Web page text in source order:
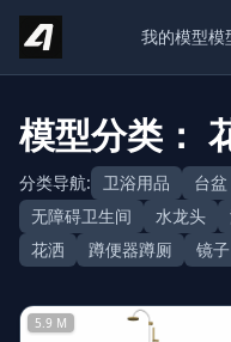
Skip to content
我的模型模
模型分类：
分类导航: 卫浴用品 台盆
无障碍卫生间
水龙头
花洒
蹲便器蹲厕 镜子
5.9 M